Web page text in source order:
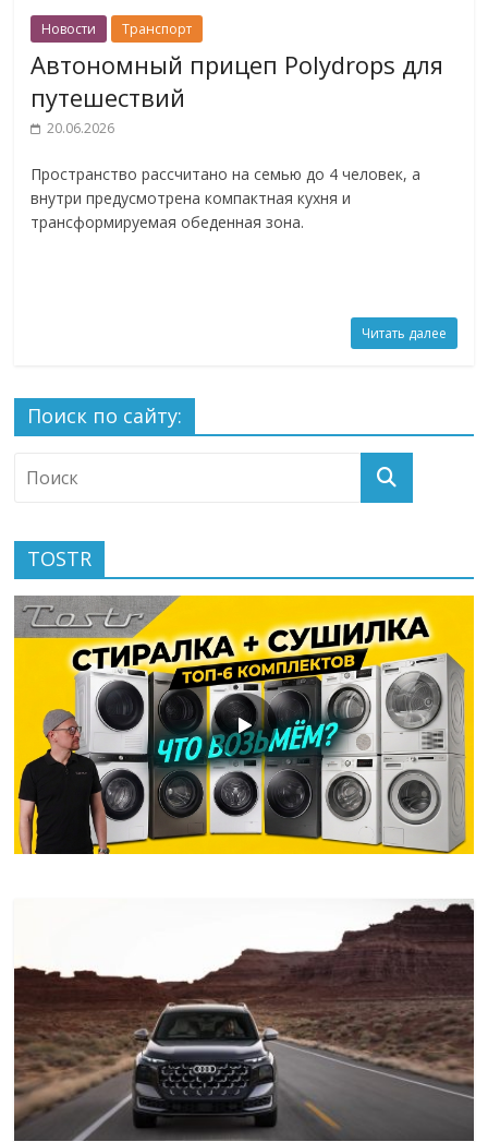
Новости Транспорт
Автономный прицеп Polydrops для
путешествий
20.06.2026
Пространство рассчитано на семью до 4 человек, а
внутри предусмотрена компактная кухня и
трансформируемая обеденная зона.
Читать далее
Поиск по сайту:
TOSTR